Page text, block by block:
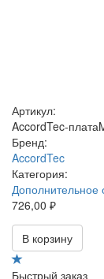
Артикул:
AccordTec-
Бренд:
AccordTec
Категория:
Дополнительное
726,00 ₽
В корзину
Быстрый заказ